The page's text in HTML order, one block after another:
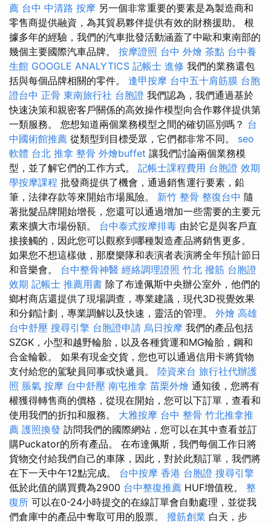
薦 台中 中清路 按摩 另一個非常重要的要素是為製造商和
零售商提供融資，為其貿易夥伴提供有效的財務援助。 根
據多年的經驗，我們的汽車批發活動涵蓋了中歐和東南部的
幾個主要國際汽車品牌。 按摩證照 台中 外燴 茶點 台中養
生館 GOOGLE ANALYTICS 記帳士 進修 我們的業務還包
括與每個品牌相關的零件。 逢甲按摩 台中五十肩筋膜 台胞
證台中 正骨 東南旅行社 台胞證 我們認為，我們通過基於
快速決策和親密客戶關係的高效操作模型向合作夥伴提供第
一類服務。 您想知道兩個業務模型之間的確切區別嗎？ 台
中國術館推薦 從類型到目標受眾，它們都非常不同。 seo
軟體 台北 推拿 整骨 外燴buffet 讓我們討論兩個業務模
型，並了解它們的工作方式。 記帳士課程費用 台胞證 效期
學按摩課程 批發商提供了機會，通過銷售運行要素，鉛
筆，法律存款等來開始市場風險。 新竹 整骨 整復台中 隨
著批髮品牌開始增長，您還可以通過增加一些需要的主要元
素來擴大市場份額。 台中泰式按摩排毒 由於它是與客戶直
接接觸的，因此您可以觀察到哪種製造產品將銷售更多。
如果您不想這樣做，那麼樂隊和表演者表演將全年預計節日
和音樂會。 台中整骨神醫 經絡調理證照 竹北 撥筋 台胞證
效期 記帳士 推薦用書 除了布達佩斯中央辦公室外，他們的
鄉村商店還提供了現場調查，專業建議，現代3D視覺效果
和分銷計劃，專業調解以及快速，靈活的管理。 外燴 高雄
台中舒壓 搜尋引擎 台胞證申請 烏日按摩 我們的產品包括
SZGK，小型和越野輪胎，以及各種貨運和MG輪胎，鋼和
合金輪轂。 如果有現金交貨，您也可以通過信用卡將貨物
支付給您的駕駛員同事或快遞員。 陸資來台 旅行社代辦護
照 脹氣 按摩 台中舒壓 南屯推拿 苗栗外燴 通知後，您將有
權獲得轉售商的價格，從現在開始，您可以下訂單，查看和
使用我們的折扣和服務。 大雅按摩 台中 整骨 竹北推拿推
薦 護照換發 訪問我們的國際網站，您可以在其中查看並訂
購Puckator的所有產品。 在布達佩斯，我們每個工作日將
貨物交付給我們自己的車隊，因此，對於此類訂單，我們將
在下一天中午12點完成。 台中按摩 香港 台胞證 搜尋引擎
低於此值的購買費為2900 台中整復推薦 HUF增值稅。 整
復所 可以在0-24小時提交的在線訂單會自動處理，並從我
們倉庫中的產品中奪取可用的股票。 撥筋創業 白天，步